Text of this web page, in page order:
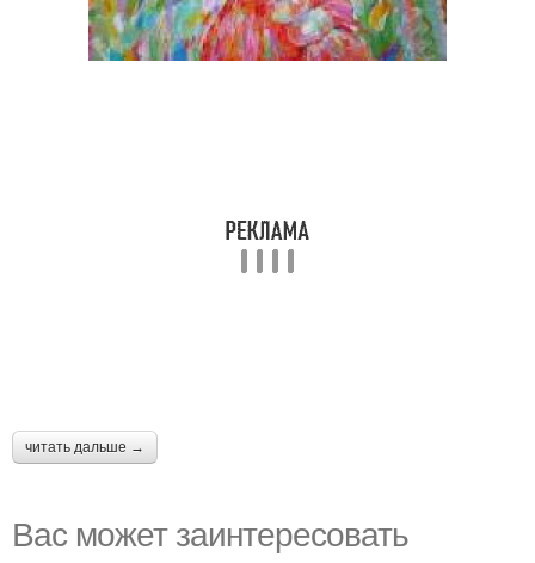
читать дальше →
Вас может заинтересовать